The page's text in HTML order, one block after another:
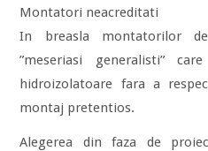
Montatori neacreditati
In breasla montatorilor
”meseriasi generalisti”
hidroizolatoare fara a
montaj pretentios.
Alegerea din faza de